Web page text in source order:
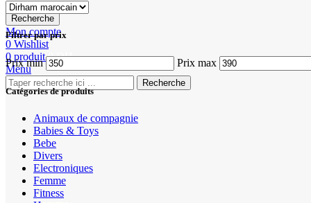
Recherche
Mon compte
0 Wishlist
0 produit 0DH
Menu
Recherche
Filtrer par prix
Prix min Prix max
Catégories de produits
Animaux de compagnie
Babies & Toys
Bebe
Divers
Electroniques
Femme
Fitness